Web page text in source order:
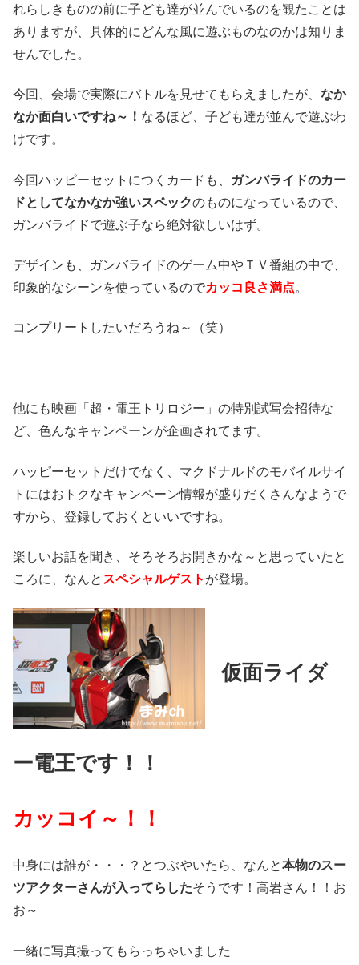
れらしきものの前に子ども達が並んでいるのを観たことは
ありますが、具体的にどんな風に遊ぶものなのかは知りま
せんでした。
今回、会場で実際にバトルを見せてもらえましたが、 なか
なか面白いですね～！ なるほど、子ども達が並んで遊ぶわ
けです。
今回ハッピーセットにつくカードも、
ガンバライドのカー
ドとしてなかなか強いスペックのものになっているので、
ガンバライドで遊ぶ子なら絶対欲しいはず。
デザインも、ガンバライドのゲーム中やＴＶ番組の中で、
印象的なシーンを使っているのでカッコ良さ満点。
コンプリートしたいだろうね～（笑）
他にも映画「超・電王トリロジー」の特別試写会招待な
ど、色んなキャンペーンが企画されてます。
ハッピーセットだけでなく、マクドナルドのモバイルサイ
トにはおトクなキャンペーン情報が盛りだくさんなようで
すから、登録しておくといいですね。
楽しいお話を聞き、そろそろお開きかな～と思っていたと
ころに、なんと スペシャルゲスト が登場。
仮面ライダ
ー電王です！！
カッコイ～！！
中身には誰が・・・？とつぶやいたら、なんと本物のスー
ツアクターさんが入ってらしたそうです！高岩さん！！お
お～
一緒に写真撮ってもらっちゃいました